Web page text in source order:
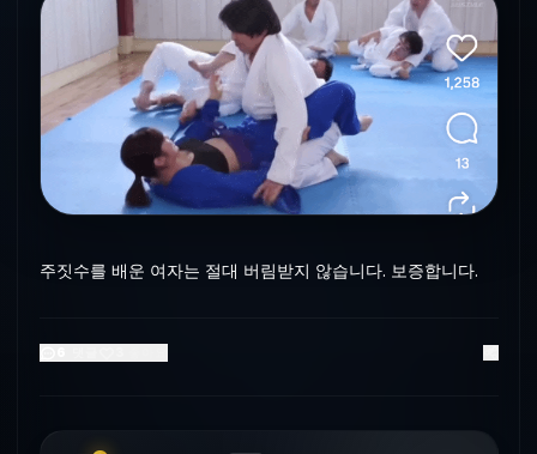
주짓수를 배운 여자는 절대 버림받지 않습니다. 보증합니다.